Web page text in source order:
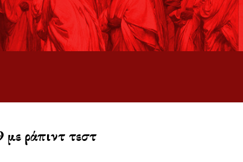
ράπιντ τεστ